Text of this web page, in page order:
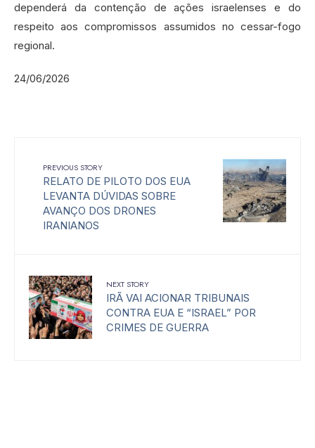
dependerá da contenção de ações israelenses e do
respeito aos compromissos assumidos no cessar-fogo
regional.
24/06/2026
PREVIOUS STORY
RELATO DE PILOTO DOS EUA
LEVANTA DÚVIDAS SOBRE
AVANÇO DOS DRONES
IRANIANOS
NEXT STORY
IRÃ VAI ACIONAR TRIBUNAIS
CONTRA EUA E “ISRAEL” POR
CRIMES DE GUERRA